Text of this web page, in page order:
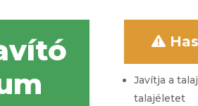
Javítja a
talajéletet